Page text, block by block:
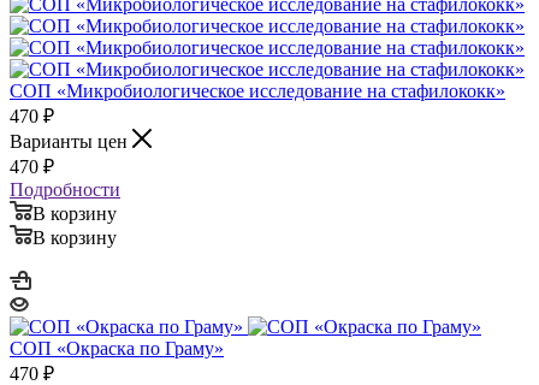
СОП «Микробиологическое исследование на стафилококк»
470 ₽
Варианты цен
470 ₽
Подробности
В корзину
В корзину
СОП «Окраска по Граму»
470 ₽